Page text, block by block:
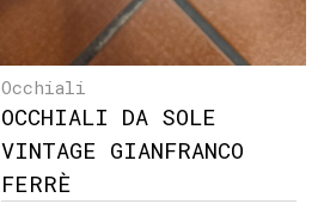
Occhiali
OCCHIALI DA SOLE
VINTAGE GIANFRANCO
FERRÈ